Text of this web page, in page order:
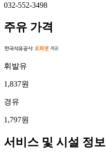
032-552-3498
주유 가격
휘발유
1,837원
경유
1,797원
서비스 및 시설 정보